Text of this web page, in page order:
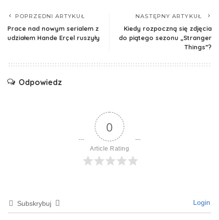
POPRZEDNI ARTYKUŁ
Prace nad nowym serialem z
udziałem Hande Erçel ruszyły
NASTĘPNY ARTYKUŁ
Kiedy rozpoczną się zdjęcia
do piątego sezonu „Stranger
Things”?
Odpowiedz
0
Article Rating
Subskrybuj Login